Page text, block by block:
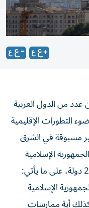
من الدول العربية
وذلك على ضوء التطورات الإقليمية
مسبوقة في الشرق
الإسلامية
الإسلامية